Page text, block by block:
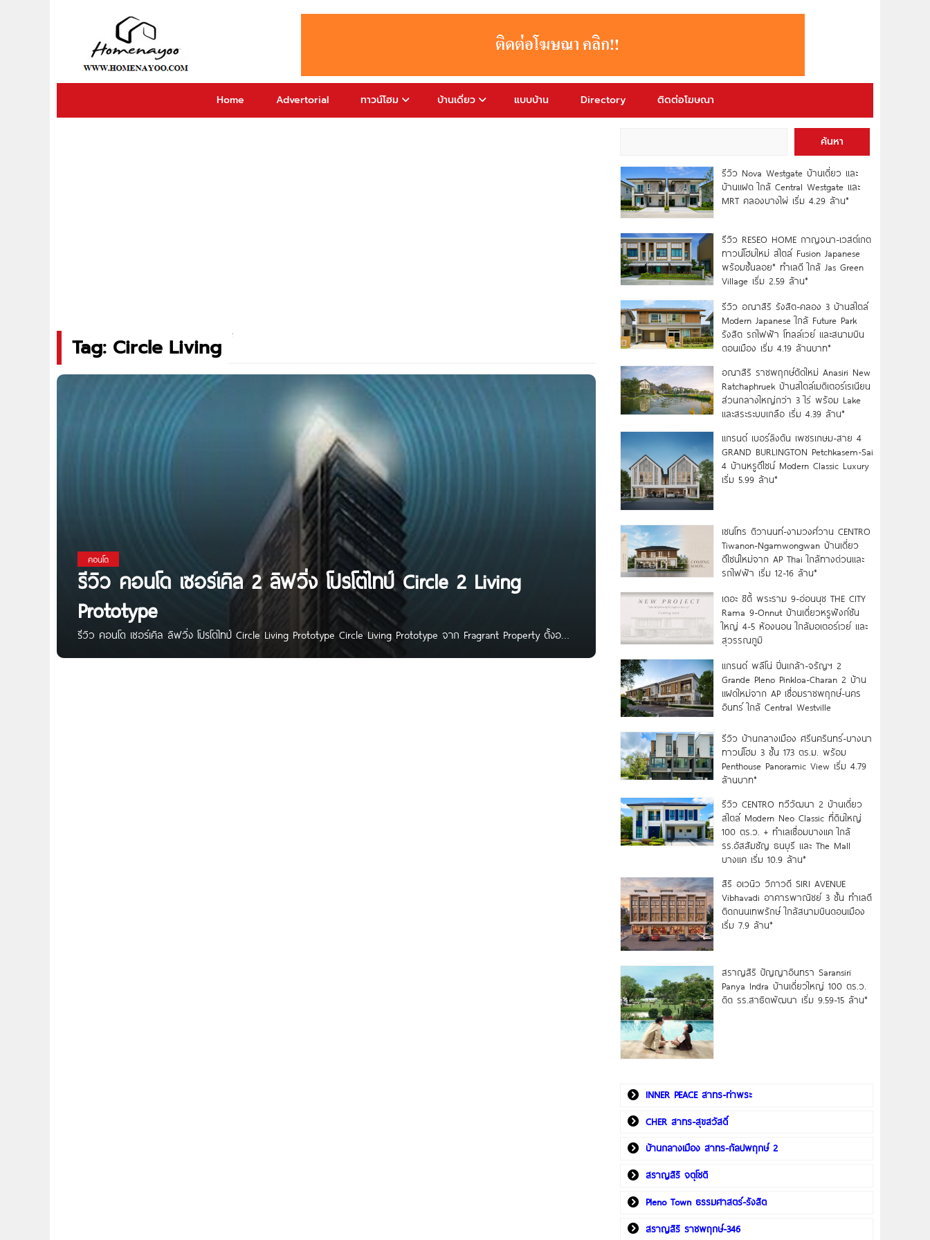
Home Advertorial ทาวน์โฮม บ้านเดี่ยว แบบบ้าน Directory ติดต่อโฆษณา
Tag: Circle Living
คอนโด
รีวิว คอนโด เซอร์เคิล 2 ลิฟวิ่ง โปรโตไทป์ Circle 2 Living
Prototype
รีวิว คอนโด เซอร์เคิล ลิฟวิ่ง โปรโตไทป์ Circle Living Prototype Circle Living Prototype จาก Fragrant Property ตั้งอยู่
บน ถนนเพชรบุรีตัดใหม่ แขวงมักกะสัน เขตราชเทวี กทม. ใกล้รถไฟฟ้า BTS นานา, MRT เพชรบุรี และ Airport Link
ค้นหา
รีวิว Nova Westgate บ้านเดี่ยว และ
บ้านแฝด ใกล้ Central Westgate และ
MRT คลองบางไผ่ เริ่ม 4.29 ล้าน*
รีวิว RESEO HOME กาญจนา-เวสต์เกต
ทาวน์โฮมใหม่ สไตล์ Fusion Japanese
พร้อมชั้นลอย* ทำเลดี ใกล้ Jas Green
Village เริ่ม 2.59 ล้าน*
รีวิว อณาสิริ รังสิต-คลอง 3 บ้านสไตล์
Modern Japanese ใกล้ Future Park
รังสิต รถไฟฟ้า โทลล์เวย์ และสนามบิน
ดอนเมือง เริ่ม 4.19 ล้านบาท*
อณาสิริ ราชพฤกษ์ตัดใหม่ Anasiri New
Ratchaphruek บ้านสไตล์เมดิเตอร์เรเนียน
ส่วนกลางใหญ่กว่า 3 ไร่ พร้อม Lake
และสระระบบเกลือ เริ่ม 4.39 ล้าน*
แกรนด์ เบอร์ลิงตัน เพชรเกษม-สาย 4
GRAND BURLINGTON Petchkasem-Sai
4 บ้านหรูดีไซน์ Modern Classic Luxury
เริ่ม 5.99 ล้าน*
เซนโทร ติวานนท์-งามวงศ์วาน CENTRO
Tiwanon-Ngamwongwan บ้านเดี่ยว
ดีไซน์ใหม่จาก AP Thai ใกล้ทางด่วนและ
รถไฟฟ้า เริ่ม 12-16 ล้าน*
เดอะ ซิตี้ พระราม 9-อ่อนนุช THE CITY
Rama 9-Onnut บ้านเดี่ยวหรูฟังก์ชัน
ใหญ่ 4-5 ห้องนอน ใกล้มอเตอร์เวย์ และ
สุวรรณภูมิ
แกรนด์ พลีโน่ ปิ่นเกล้า-จรัญฯ 2
Grande Pleno Pinkloa-Charan 2 บ้าน
แฝดใหม่จาก AP เชื่อมราชพฤกษ์-นคร
อินทร์ ใกล้ Central Westville
รีวิว บ้านกลางเมือง ศรีนครินทร์-บางนา
ทาวน์โฮม 3 ชั้น 173 ตร.ม. พร้อม
Penthouse Panoramic View เริ่ม 4.79
ล้านบาท*
รีวิว CENTRO ทวีวัฒนา 2 บ้านเดี่ยว
สไตล์ Modern Neo Classic ที่ดินใหญ่
100 ตร.ว. + ทำเลเชื่อมบางแค ใกล้
รร.อัสสัมชัญ ธนบุรี และ The Mall
บางแค เริ่ม 10.9 ล้าน*
สิริ อเวนิว วิภาวดี SIRI AVENUE
Vibhavadi อาคารพาณิชย์ 3 ชั้น ทำเลดี
ติดถนนเทพรักษ์ ใกล้สนามบินดอนเมือง
เริ่ม 7.9 ล้าน*
สราญสิริ ปัญญาอินทรา Saransiri
Panya Indra บ้านเดี่ยวใหญ่ 100 ตร.ว.
ดิด รร.สาธิตพัฒนา เริ่ม 9.59-15 ล้าน*
INNER PEACE สาทร-ท่าพระ
CHER สาทร-สุขสวัสดิ์
บ้านกลางเมือง สาทร-กัลปพฤกษ์ 2
สราญสิริ จตุโชติ
Pleno Town ธรรมศาสตร์-รังสิต
สราญสิริ ราชพฤกษ์-346